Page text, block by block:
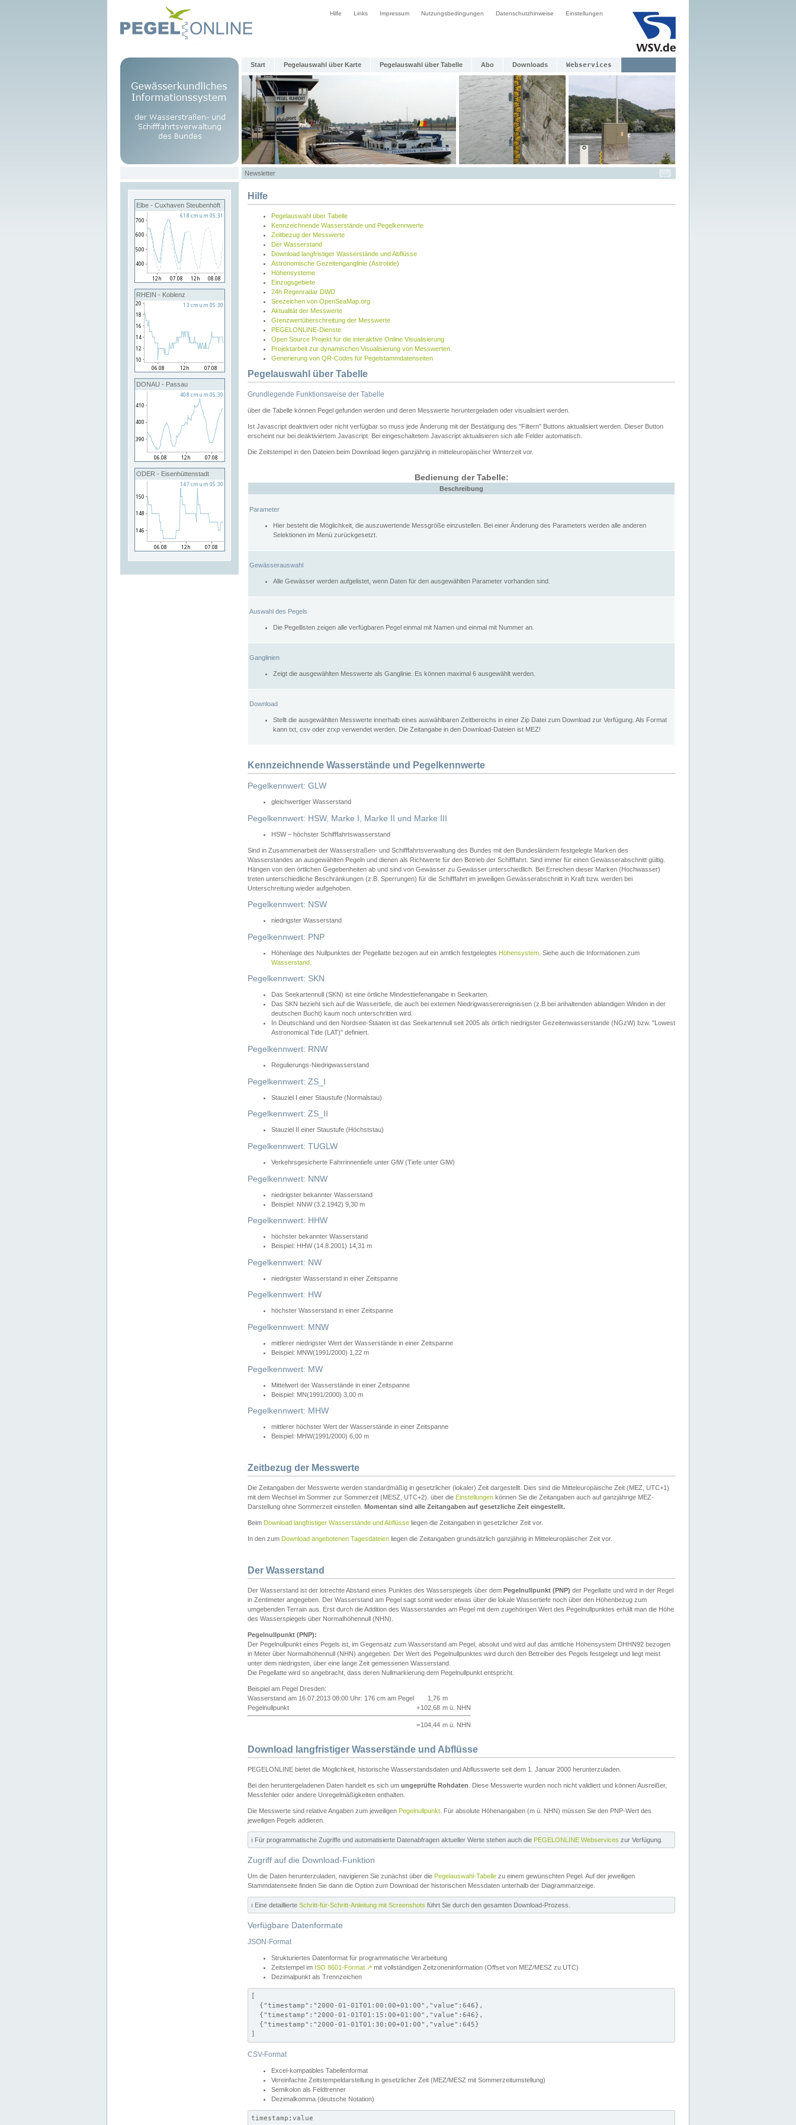
Hilfe Links Impressum Nutzungsbedingungen Datenschutzhinweise Einstellungen
Start Pegelauswahl über Karte Pegelauswahl über Tabelle Abo Downloads Webservices
Newsletter
Elbe - Cuxhaven Steubenhöft
RHEIN - Koblenz
DONAU - Passau
ODER - Eisenhüttenstadt
Hilfe
Pegelauswahl über Tabelle
Kennzeichnende Wasserstände und Pegelkennwerte
Zeitbezug der Messwerte
Der Wasserstand
Download langfristiger Wasserstände und Abflüsse
Astronomische Gezeitenganglinie (Astrotide)
Höhensysteme
Einzugsgebiete
24h Regenradar DWD
Seezeichen von OpenSeaMap.org
Aktualität der Messwerte
Grenzwertüberschreitung der Messwerte
PEGELONLINE-Dienste
Open Source Projekt für die interaktive Online Visualisierung
Projektarbeit zur dynamischen Visualisierung von Messwerten
Generierung von QR-Codes für Pegelstammdatenseiten
Pegelauswahl über Tabelle
Grundlegende Funktionsweise der Tabelle
über die Tabelle können Pegel gefunden werden und deren Messwerte heruntergeladen oder visualisiert werden.
Ist Javascript deaktiviert oder nicht verfügbar so muss jede Änderung mit der Bestätigung des "Filtern" Buttons aktualisiert werden. Dieser Button
erscheint nur bei deaktiviertem Javascript. Bei eingeschaltetem Javascript aktualisieren sich alle Felder automatisch.
Die Zeitstempel in den Dateien beim Download liegen ganzjährig in mitteleuropäischer Winterzeit vor.
Bedienung der Tabelle:
Beschreibung
Parameter
Hier besteht die Möglichkeit, die auszuwertende Messgröße einzustellen. Bei einer Änderung des Parameters werden alle anderen
Selektionen im Menü zurückgesetzt.
Gewässerauswahl
Alle Gewässer werden aufgelistet, wenn Daten für den ausgewählten Parameter vorhanden sind.
Auswahl des Pegels
Die Pegellisten zeigen alle verfügbaren Pegel einmal mit Namen und einmal mit Nummer an.
Ganglinien
Zeigt die ausgewählten Messwerte als Ganglinie. Es können maximal 6 ausgewählt werden.
Download
Stellt die ausgewählten Messwerte innerhalb eines auswählbaren Zeitbereichs in einer Zip Datei zum Download zur Verfügung. Als Format
kann txt, csv oder zrxp verwendet werden. Die Zeitangabe in den Download-Dateien ist MEZ!
Kennzeichnende Wasserstände und Pegelkennwerte
Pegelkennwert: GLW
gleichwertiger Wasserstand
Pegelkennwert: HSW, Marke I, Marke II und Marke III
HSW – höchster Schifffahrtswasserstand
Sind in Zusammenarbeit der Wasserstraßen- und Schifffahrtsverwaltung des Bundes mit den Bundesländern festgelegte Marken des
Wasserstandes an ausgewählten Pegeln und dienen als Richtwerte für den Betrieb der Schifffahrt. Sind immer für einen Gewässerabschnitt gültig.
Hängen von den örtlichen Gegebenheiten ab und sind von Gewässer zu Gewässer unterschiedlich. Bei Erreichen dieser Marken (Hochwasser)
treten unterschiedliche Beschränkungen (z.B. Sperrungen) für die Schifffahrt im jeweiligen Gewässerabschnitt in Kraft bzw. werden bei
Unterschreitung wieder aufgehoben.
Pegelkennwert: NSW
niedrigster Wasserstand
Pegelkennwert: PNP
Höhenlage des Nullpunktes der Pegellatte bezogen auf ein amtlich festgelegtes Höhensystem . Siehe auch die Informationen zum
Wasserstand
Pegelkennwert: SKN
Das Seekartennull (SKN) ist eine örtliche Mindesttiefenangabe in Seekarten.
Das SKN bezieht sich auf die Wassertiefe, die auch bei extemen Niedrigwasserereignissen (z.B bei anhaltenden ablandigen Winden in der
deutschen Bucht) kaum noch unterschritten wird.
In Deutschland und den Nordsee-Staaten ist das Seekartennull seit 2005 als örtlich niedrigster Gezeitenwasserstande (NGzW) bzw. "Lowest
Astronomical Tide (LAT)" definiert.
Pegelkennwert: RNW
Regulierungs-Niedrigwasserstand
Pegelkennwert: ZS_I
Stauziel I einer Staustufe (Normalstau)
Pegelkennwert: ZS_II
Stauziel II einer Staustufe (Höchststau)
Pegelkennwert: TUGLW
Verkehrsgesicherte Fahrrinnentiefe unter GlW (Tiefe unter GlW)
Pegelkennwert: NNW
niedrigster bekannter Wasserstand
Beispiel: NNW (3.2.1942) 9,30 m
Pegelkennwert: HHW
höchster bekannter Wasserstand
Beispiel: HHW (14.8.2001) 14,31 m
Pegelkennwert: NW
niedrigster Wasserstand in einer Zeitspanne
Pegelkennwert: HW
höchster Wasserstand in einer Zeitspanne
Pegelkennwert: MNW
mittlerer niedrigster Wert der Wasserstände in einer Zeitspanne
Beispiel: MNW(1991/2000) 1,22 m
Pegelkennwert: MW
Mittelwert der Wasserstände in einer Zeitspanne
Beispiel: MN(1991/2000) 3,00 m
Pegelkennwert: MHW
mittlerer höchster Wert der Wasserstände in einer Zeitspanne
Beispiel: MHW(1991/2000) 6,00 m
Zeitbezug der Messwerte
Die Zeitangaben der Messwerte werden standardmäßig in gesetzlicher (lokaler) Zeit dargestellt. Dies sind die Mitteleuropäische Zeit (MEZ, UTC+1)
mit dem Wechsel im Sommer zur Sommerzeit (MESZ, UTC+2). über die Einstellungen können Sie die Zeitangaben auch auf ganzjährige MEZ-
Darstellung ohne Sommerzeit einstellen. Momentan sind alle Zeitangaben auf gesetzliche Zeit eingestellt.
Beim Download langfristiger Wasserstände und Abflüsse liegen die Zeitangaben in gesetzlicher Zeit vor.
In den zum Download angebotenen Tagesdateien liegen die Zeitangaben grundsätzlich ganzjährig in Mitteleuropäischer Zeit vor.
Der Wasserstand
Der Wasserstand ist der lotrechte Abstand eines Punktes des Wasserspiegels über dem Pegelnullpunkt (PNP) der Pegellatte und wird in der Regel
in Zentimeter angegeben. Der Wasserstand am Pegel sagt somit weder etwas über die lokale Wassertiefe noch über den Höhenbezug zum
umgebenden Terrain aus. Erst durch die Addition des Wasserstandes am Pegel mit dem zugehörigen Wert des Pegelnullpunktes erhält man die Höhe
des Wasserspiegels über Normalhöhennull (NHN).
Pegelnullpunkt (PNP):
Der Pegelnullpunkt eines Pegels ist, im Gegensatz zum Wasserstand am Pegel, absolut und wird auf das amtliche Höhensystem DHHN92 bezogen
in Meter über Normalhöhennull (NHN) angegeben. Der Wert des Pegelnullpunktes wird durch den Betreiber des Pegels festgelegt und liegt meist
unter dem niedrigsten, über eine lange Zeit gemessenen Wasserstand.
Die Pegellatte wird so angebracht, dass deren Nullmarkierung dem Pegelnullpunkt entspricht.
Beispiel am Pegel Dresden:
Wasserstand am 16.07.2013 08:00 Uhr: 176 cm am Pegel
1,76 m
Pegelnullpunkt
+102,68 m ü. NHN
=104,44 m ü. NHN
Download langfristiger Wasserstände und Abflüsse
PEGELONLINE bietet die Möglichkeit, historische Wasserstandsdaten und Abflusswerte seit dem 1. Januar 2000 herunterzuladen.
Bei den heruntergeladenen Daten handelt es sich um ungeprüfte Rohdaten . Diese Messwerte wurden noch nicht validiert und können Ausreißer,
Messfehler oder andere Unregelmäßigkeiten enthalten.
Die Messwerte sind relative Angaben zum jeweiligen Pegelnullpunkt . Für absolute Höhenangaben (m ü. NHN) müssen Sie den PNP-Wert des
jeweiligen Pegels addieren.
ℹ️ Für programmatische Zugriffe und automatisierte Datenabfragen aktueller Werte stehen auch die PEGELONLINE Webservices zur Verfügung.
Zugriff auf die Download-Funktion
Um die Daten herunterzuladen, navigieren Sie zunächst über die Pegelauswahl-Tabelle zu einem gewünschten Pegel. Auf der jeweiligen
Stammdatenseite finden Sie dann die Option zum Download der historischen Messdaten unterhalb der Diagrammanzeige.
ℹ️ Eine detaillierte Schritt-für-Schritt-Anleitung mit Screenshots führt Sie durch den gesamten Download-Prozess.
Verfügbare Datenformate
JSON-Format
Strukturiertes Datenformat für programmatische Verarbeitung
Zeitstempel im ISO 8601-Format ↗ mit vollständigen Zeitzoneninformation (Offset von MEZ/MESZ zu UTC)
Dezimalpunkt als Trennzeichen
[
  {"timestamp":"2000-01-01T01:00:00+01:00","value":646},
  {"timestamp":"2000-01-01T01:15:00+01:00","value":646},
  {"timestamp":"2000-01-01T01:30:00+01:00","value":645}
]
CSV-Format
Excel-kompatibles Tabellenformat
Vereinfachte Zeitstempeldarstellung in gesetzlicher Zeit (MEZ/MESZ mit Sommerzeitumstellung)
Semikolon als Feldtrenner
Dezimalkomma (deutsche Notation)
timestamp;value